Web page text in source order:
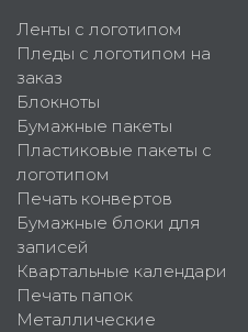
Ленты с логотипом
Пледы с логотипом на
заказ
Блокноты
Бумажные пакеты
Пластиковые пакеты с
логотипом
Печать конвертов
Бумажные блоки для
записей
Квартальные календари
Печать папок
Металлические